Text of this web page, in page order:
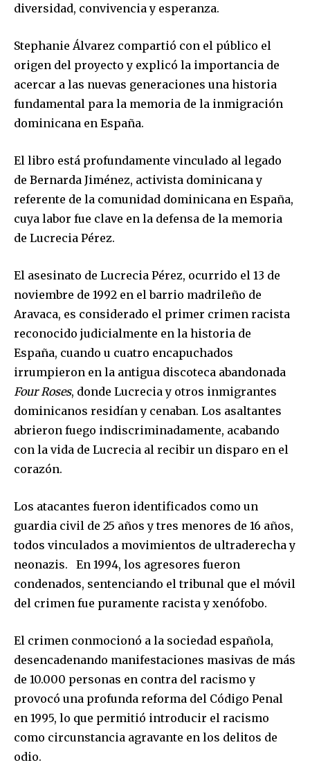
diversidad, convivencia y esperanza.
Stephanie Álvarez compartió con el público el
origen del proyecto y explicó la importancia de
acercar a las nuevas generaciones una historia
fundamental para la memoria de la inmigración
dominicana en España.
El libro está profundamente vinculado al legado
de Bernarda Jiménez, activista dominicana y
referente de la comunidad dominicana en España,
cuya labor fue clave en la defensa de la memoria
de Lucrecia Pérez.
El asesinato de Lucrecia Pérez, ocurrido el 13 de
noviembre de 1992 en el barrio madrileño de
Aravaca, es considerado el primer crimen racista
reconocido judicialmente en la historia de
España, cuando u cuatro encapuchados
irrumpieron en la antigua discoteca abandonada
Four Roses, donde Lucrecia y otros inmigrantes
dominicanos residían y cenaban. Los asaltantes
abrieron fuego indiscriminadamente, acabando
con la vida de Lucrecia al recibir un disparo en el
corazón.
Los atacantes fueron identificados como un
guardia civil de 25 años y tres menores de 16 años,
todos vinculados a movimientos de ultraderecha y
neonazis. En 1994, los agresores fueron
condenados, sentenciando el tribunal que el móvil
del crimen fue puramente racista y xenófobo.
El crimen conmocionó a la sociedad española,
desencadenando manifestaciones masivas de más
de 10.000 personas en contra del racismo y
provocó una profunda reforma del Código Penal
en 1995, lo que permitió introducir el racismo
como circunstancia agravante en los delitos de
odio.